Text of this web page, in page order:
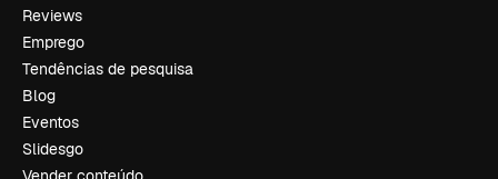
Reviews
Emprego
Tendências de pesquisa
Blog
Eventos
Slidesgo